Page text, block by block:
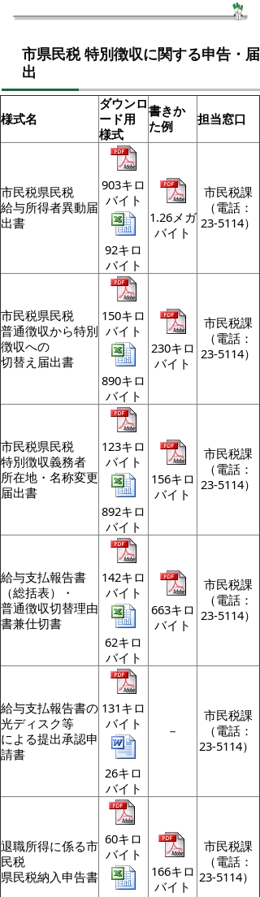
市県民税 特別徴収に関する申告・届
出
様式名
ダウンロ
ード用
様式
書きか
た例
担当窓口
市民税県民税
給与所得者異動届
出書
903キロ
バイト
92キロ
バイト
1.26メガ
バイト
市民税課
（電話：
23-5114）
市民税県民税
普通徴収から特別
徴収への
切替え届出書
150キロ
バイト
890キロ
バイト
230キロ
バイト
市民税課
（電話：
23-5114）
市民税県民税
特別徴収義務者
所在地・名称変更
届出書
123キロ
バイト
892キロ
バイト
156キロ
バイト
市民税課
（電話：
23-5114）
給与支払報告書
（総括表）・
普通徴収切替理由
書兼仕切書
142キロ
バイト
62キロ
バイト
663キロ
バイト
市民税課
（電話：
23-5114）
給与支払報告書の
光ディスク等
による提出承認申
請書
131キロ
バイト
26キロ
バイト
－
市民税課
（電話：
23-5114）
退職所得に係る市
民税
県民税納入申告書
60キロ
バイト
166キロ
バイト
市民税課
（電話：
23-5114）